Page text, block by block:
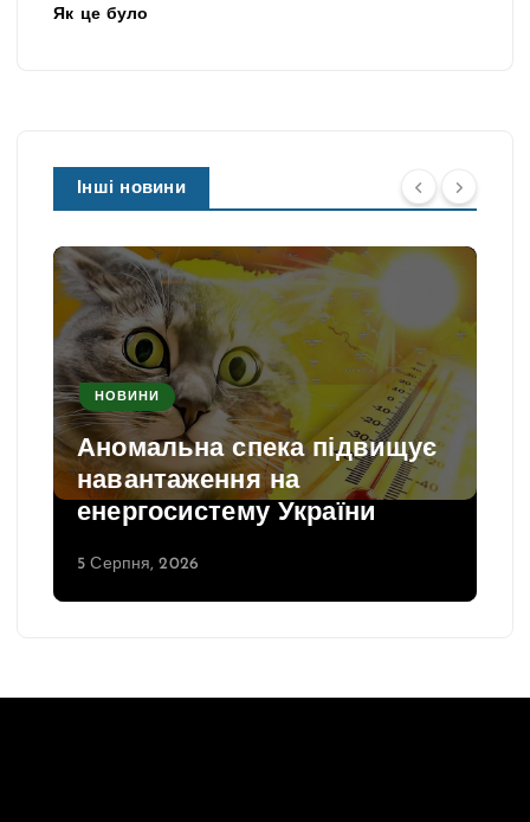
Як це було
Інші новини
НОВИНИ
Аномальна спека підвищує
навантаження на
енергосистему України
5 Серпня, 2026